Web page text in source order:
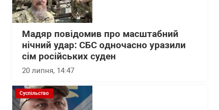
Мадяр повідомив про масштабний
нічний удар: СБС одночасно уразили
сім російських суден
20 липня, 14:47
Суспільство